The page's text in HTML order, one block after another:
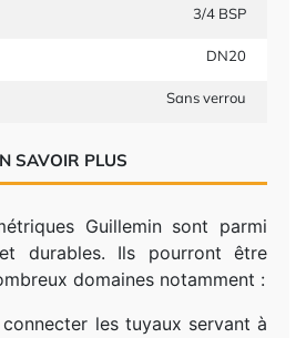
3/4 BSP
DN20
Sans verrou
SAVOIR PLUS
Guillemin sont parmi
durables. Ils pourront être
domaines notamment :
les tuyaux servant à